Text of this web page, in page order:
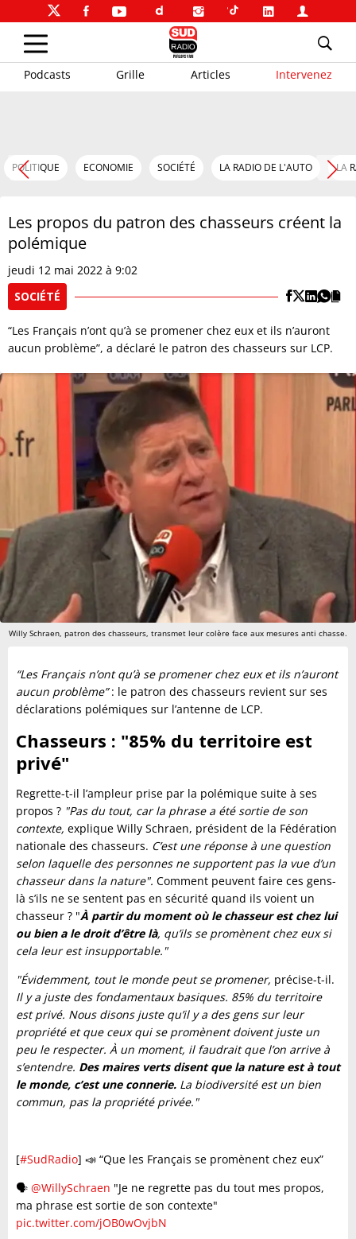
Podcasts Grille Articles Intervenez
POLITIQUE ECONOMIE SOCIÉTÉ LA RADIO DE L'AUTO LA
Les propos du patron des chasseurs créent la
polémique
jeudi 12 mai 2022 à 9:02
SOCIÉTÉ
“Les Français n’ont qu’à se promener chez eux et ils n’auront
aucun problème”, a déclaré le patron des chasseurs sur LCP.
Willy Schraen, patron des chasseurs, transmet leur colère face aux mesures anti chasse.
“Les Français n’ont qu’à se promener chez eux et ils n’auront
aucun problème”: le patron des chasseurs revient sur ses
déclarations polémiques sur l’antenne de LCP.
Chasseurs : "85% du territoire est
privé"
Regrette-t-il l’ampleur prise par la polémique suite à ses
propos ? "Pas du tout, car la phrase a été sortie de son
contexte, explique Willy Schraen, président de la Fédération
nationale des chasseurs. C’est une réponse à une question
selon laquelle des personnes ne supportent pas la vue d’un
chasseur dans la nature". Comment peuvent faire ces gens-
là s’ils ne se sentent pas en sécurité quand ils voient un
chasseur ? "À partir du moment où le chasseur est chez lui
ou bien a le droit d’être là, qu’ils se promènent chez eux si
cela leur est insupportable."
"Évidemment, tout le monde peut se promener, précise-t-il.
Il y a juste des fondamentaux basiques. 85% du territoire
est privé. Nous disons juste qu’il y a des gens sur leur
propriété et que ceux qui se promènent doivent juste un
peu le respecter. À un moment, il faudrait que l’on arrive à
s’entendre. Des maires verts disent que la nature est à tout
le monde, c’est une connerie. La biodiversité est un bien
commun, pas la propriété privée."
[#SudRadio] 📣 “Que les Français se promènent chez eux”
🗣 @WillySchraen "Je ne regrette pas du tout mes propos,
ma phrase est sortie de son contexte"
pic.twitter.com/jOB0wOvjbN